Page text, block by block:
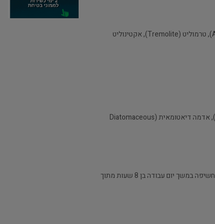
"אסבסט" – מינרל טבעי סיבי, לרבות אמוסיט (Amosite), קריזוטיל (Chrysotile), קרוסידוליט (Crocidolite), אנתופיליט (Anthophylite), טרמוליט (Tremolite), אקטינוליט
"צורן דו-חמצני גבישי" – מינרל טבעי לרבות קוורץ (Quartz), קריסטובליט (Crystobalite), טרידימיט (Tridymite), אבן טריפולי (Tripoli), אדמה דיאטומאית (Diatomaceous
"חשיפה משוקללת מרבית מותרת" – הרמה המשוקללת המרבית של אבק מזיק באויר, באזור הנשימה של העובד, אשר עד אליה מותרת חשיפה במשך יום עבודה בן 8 שעות מתוך